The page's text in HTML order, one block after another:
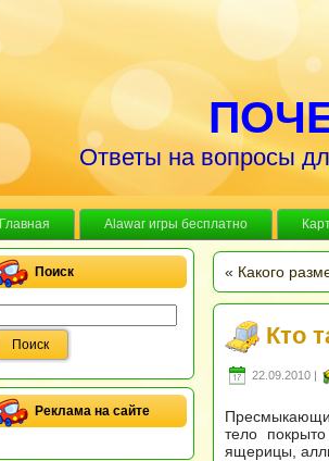
Ответы на вопросы
Главная Alawar игры бесплатно
Поиск
Реклама на сайте
« Какого
Кто
22.09.2010 |
тело
ящерицы,